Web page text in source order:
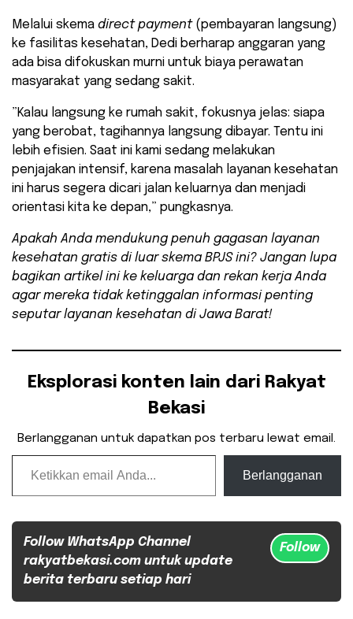
​Melalui skema direct payment(pembayaran langsung)
ke fasilitas kesehatan, Dedi berharap anggaran yang
ada bisa difokuskan murni untuk biaya perawatan
masyarakat yang sedang sakit.
​”Kalau langsung ke rumah sakit, fokusnya jelas: siapa
yang berobat, tagihannya langsung dibayar. Tentu ini
lebih efisien. Saat ini kami sedang melakukan
penjajakan intensif, karena masalah layanan kesehatan
ini harus segera dicari jalan keluarnya dan menjadi
orientasi kita ke depan,” pungkasnya.
Apakah Anda mendukung penuh gagasan layanan
kesehatan gratis di luar skema BPJS ini? Jangan lupa
bagikan artikel ini ke keluarga dan rekan kerja Anda
agar mereka tidak ketinggalan informasi penting
seputar layanan kesehatan di Jawa Barat!
Eksplorasi konten lain dari Rakyat
Bekasi
Berlangganan untuk dapatkan pos terbaru lewat email.
Ketikkan email Anda...
Berlangganan
Follow WhatsApp Channel
rakyatbekasi.com untuk update
berita terbaru setiap hari
Follow